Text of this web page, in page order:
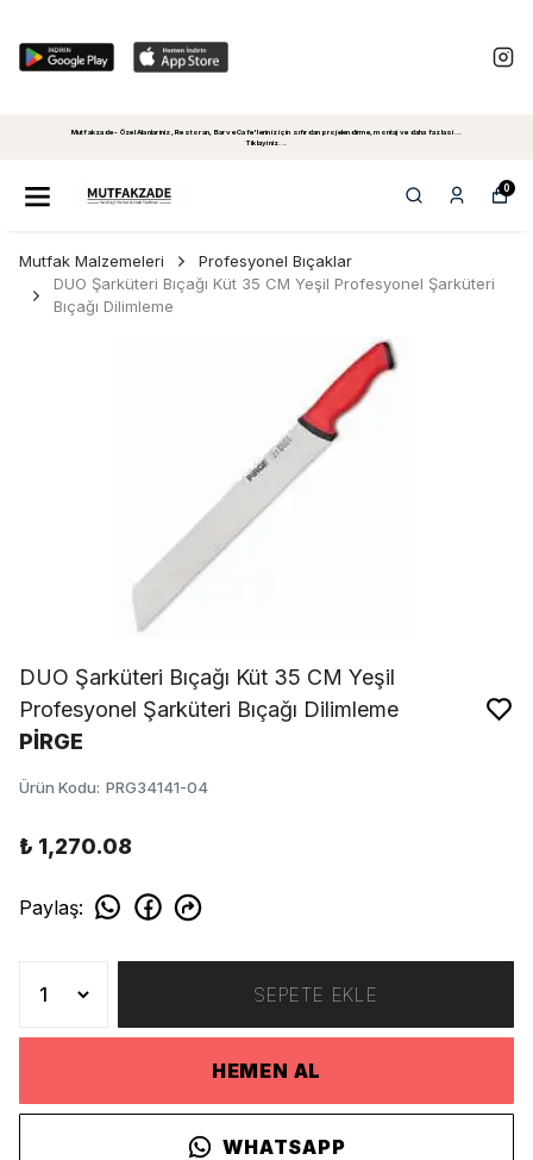
Mutfakzade - Özel Alanlariniz, Restoran, Bar ve Cafe'leriniz için sıfırdan projelendirme, montaj ve daha fazlasi...
Tiklayiniz...
0
Mutfak Malzemeleri
Profesyonel Bıçaklar
DUO Şarküteri Bıçağı Küt 35 CM Yeşil Profesyonel Şarküteri
Bıçağı Dilimleme
DUO Şarküteri Bıçağı Küt 35 CM Yeşil
Profesyonel Şarküteri Bıçağı Dilimleme
PİRGE
Ürün Kodu: PRG34141-04
₺ 1,270.08
Paylaş:
SEPETE EKLE
HEMEN AL
WHATSAPP